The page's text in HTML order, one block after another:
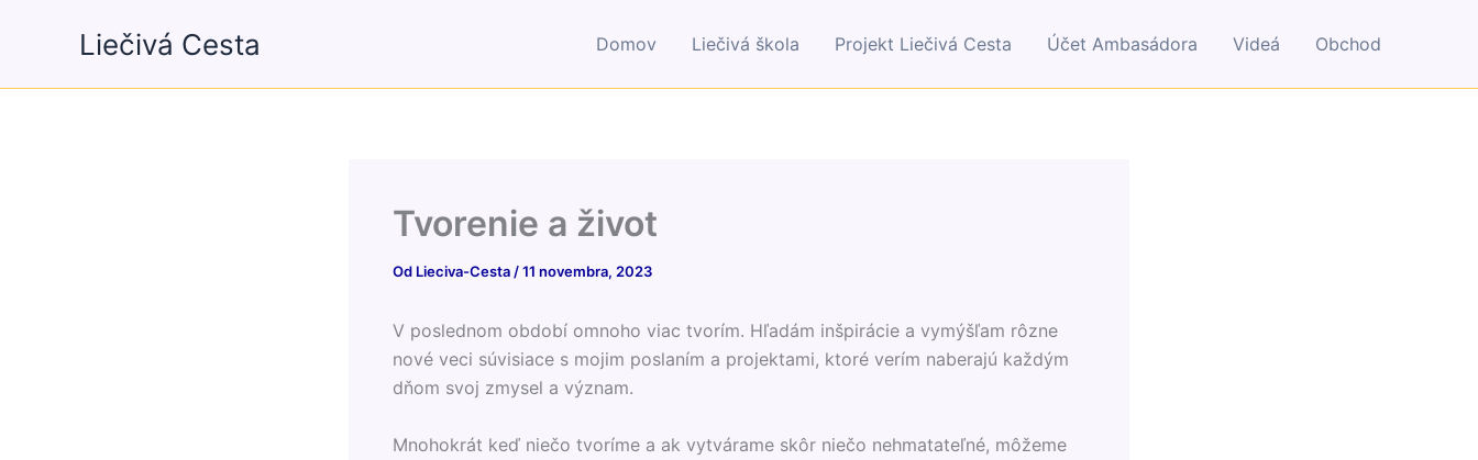
Liečivá Cesta Domov Liečivá škola Projekt Liečivá Cesta Účet Ambasádora Videá Obchod
Tvorenie a život
Od Lieciva-Cesta /11 novembra, 2023
V poslednom období omnoho viac tvorím. Hľadám inšpirácie a vymýšľam rôzne
nové veci súvisiace s mojim poslaním a projektami, ktoré verím naberajú každým
dňom svoj zmysel a význam.
Mnohokrát keď niečo tvoríme a ak vytvárame skôr niečo nehmatateľné, môžeme